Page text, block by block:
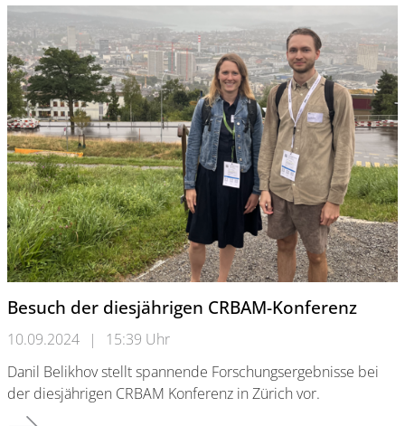
Besuch der diesjährigen CRBAM-Konferenz
10.09.2024 |
15:39 Uhr
Danil Belikhov stellt spannende Forschungsergebnisse bei
der diesjährigen CRBAM Konferenz in Zürich vor.
Besuch der diesjährigen CRBAM-Konferenz